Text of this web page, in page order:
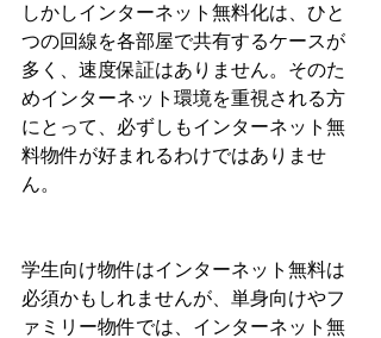
しかしインターネット無料化は、ひと
つの回線を各部屋で共有するケースが
多く、速度保証はありません。そのた
めインターネット環境を重視される方
にとって、必ずしもインターネット無
料物件が好まれるわけではありませ
ん。
学生向け物件はインターネット無料は
必須かもしれませんが、単身向けやフ
ァミリー物件では、インターネット無